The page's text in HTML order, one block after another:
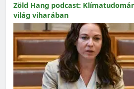
Zöld Hang podcast:
világ viharában